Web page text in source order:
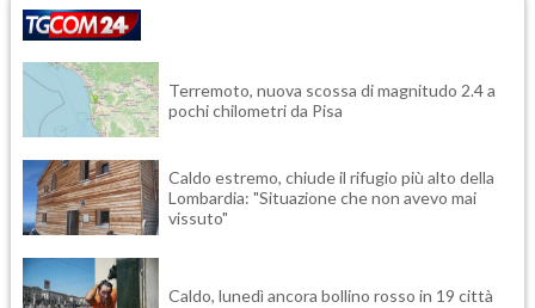
Terremoto, nuova scossa di magnitudo 2.4 a
pochi chilometri da Pisa
Caldo estremo, chiude il rifugio più alto della
Lombardia: "Situazione che non avevo mai
vissuto"
Caldo, lunedì ancora bollino rosso in 19 città